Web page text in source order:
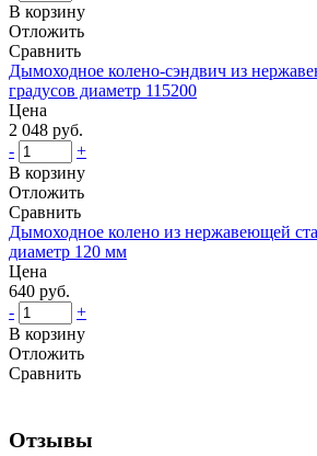
В корзину
Отложить
Сравнить
Дымоходное колено-сэндвич из
градусов диаметр 115200
Цена
2 048 руб.
-
+
В корзину
Отложить
Сравнить
Дымоходное колено из нержавеющей
диаметр 120 мм
Цена
640 руб.
-
+
В корзину
Отложить
Сравнить
Отзывы